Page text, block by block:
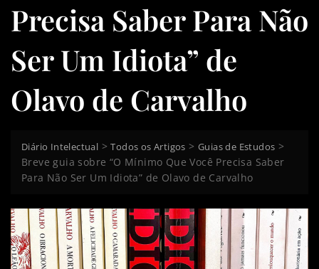
Precisa Saber Para Não
Ser Um Idiota” de
Olavo de Carvalho
Diário Intelectual >Todos os Artigos >Guias de Estudos >
Breve guia sobre “O Mínimo Que Você Precisa Saber
Para Não Ser Um Idiota” de Olavo de Carvalho